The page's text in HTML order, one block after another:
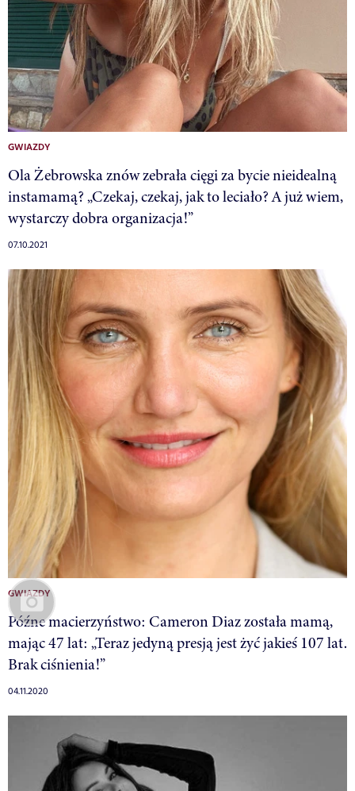
GWIAZDY
Ola Żebrowska znów zebrała cięgi za bycie nieidealną
instamamą? „Czekaj, czekaj, jak to leciało? A już wiem,
wystarczy dobra organizacja!”
07.10.2021
GWIAZDY
Późne macierzyństwo: Cameron Diaz została mamą,
mając 47 lat: „Teraz jedyną presją jest żyć jakieś 107 lat.
Brak ciśnienia!”
04.11.2020